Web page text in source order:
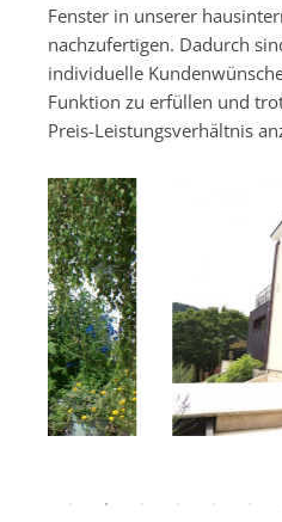
Fenster in unserer
nachzufertigen. Dadurch
individuelle
Funktion zu erfüllen und
Preis-Leistungsverhältnis